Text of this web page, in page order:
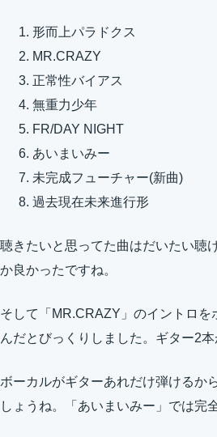
形而上パラドクス
MR.CRAZY
正常性バイアス
無重力少年
FR/DAY NIGHT
あいまいみー
未完成フューチャー(新曲)
過去現在未来進行形
聴きたいと思ってた曲はだいたい聴
か良かったですね。
そして「MR.CRAZY」のイントロ
んだとびっくりしました。ギター2
ボーカルがギターあれだけ弾けるか
しょうね。「あいまいみー」では完